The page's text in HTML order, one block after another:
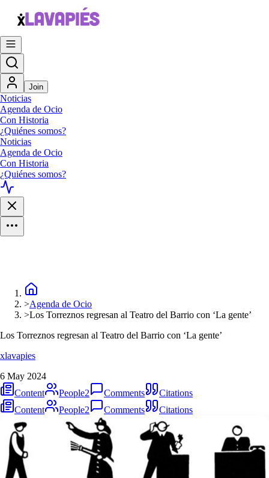
Join
Noticias
Agenda de Ocio
Con Historia
¿Quiénes somos?
Noticias
Agenda de Ocio
Con Historia
¿Quiénes somos?
>Agenda de Ocio
>Los Torreznos regresan al Teatro del Barrio con ‘La gente’
Los Torreznos regresan al Teatro del Barrio con ‘La gente’
xlavapies
6 May 2024
Content
People2 Comments
Citations
Content
People2 Comments Citations